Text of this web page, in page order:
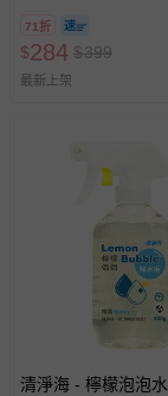
71折
$284 $399
最新上架
清淨海 - 檸檬泡泡